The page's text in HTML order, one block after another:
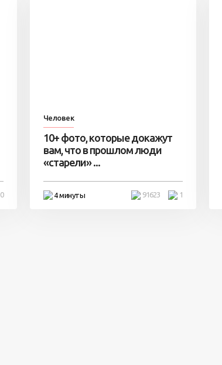
0
Человек
10+ фото, которые докажут
вам, что в прошлом люди
«старели» ...
4 минуты 1
91623